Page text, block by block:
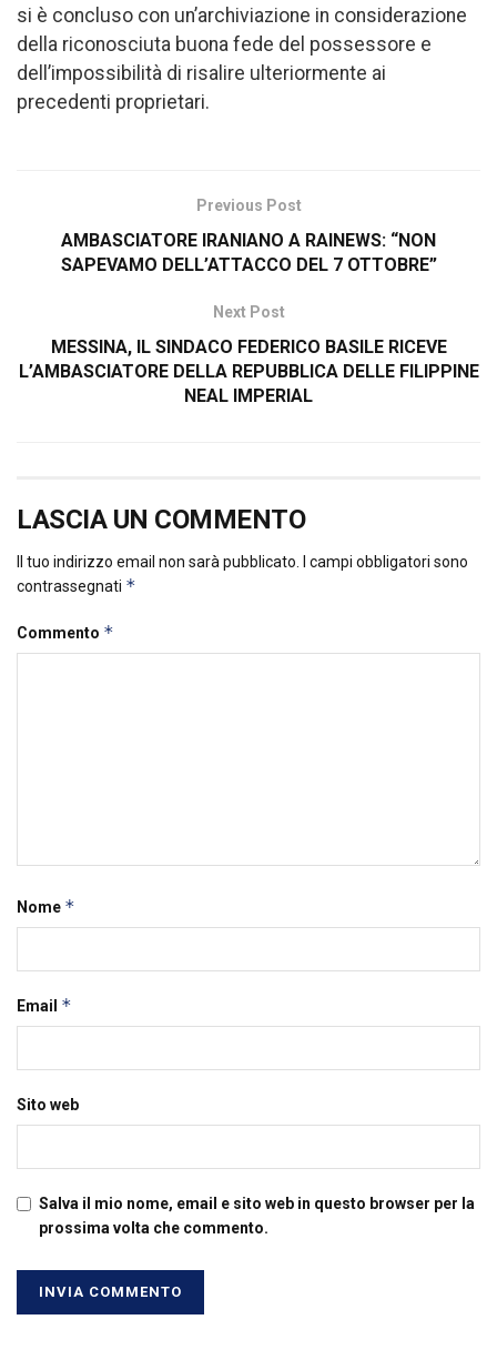
si è concluso con un’archiviazione in considerazione
della riconosciuta buona fede del possessore e
dell’impossibilità di risalire ulteriormente ai
precedenti proprietari.
Previous Post
AMBASCIATORE IRANIANO A RAINEWS: “NON
SAPEVAMO DELL’ATTACCO DEL 7 OTTOBRE”
Next Post
MESSINA, IL SINDACO FEDERICO BASILE RICEVE
L’AMBASCIATORE DELLA REPUBBLICA DELLE FILIPPINE
NEAL IMPERIAL
LASCIA UN COMMENTO
Il tuo indirizzo email non sarà pubblicato.
I campi obbligatori sono
contrassegnati *
Commento *
Nome *
Email *
Sito web
Salva il mio nome, email e sito web in questo browser per la
prossima volta che commento.